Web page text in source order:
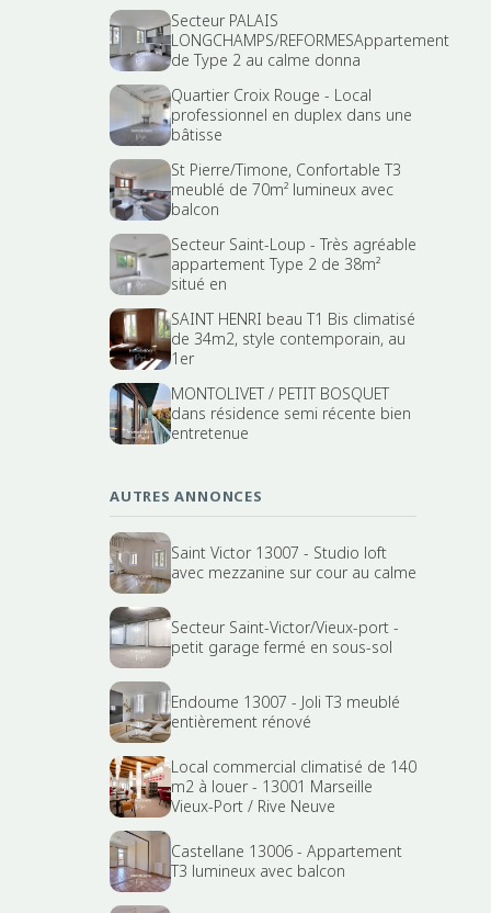
Secteur PALAIS
LONGCHAMPS/REFORMESAppartement
de Type 2 au calme donna
Quartier Croix Rouge - Local
professionnel en duplex dans une
bâtisse
St Pierre/Timone, Confortable T3
meublé de 70m² lumineux avec
balcon
Secteur Saint-Loup - Très agréable
appartement Type 2 de 38m²
situé en
SAINT HENRI beau T1 Bis climatisé
de 34m2, style contemporain, au
1er
MONTOLIVET / PETIT BOSQUET
dans résidence semi récente bien
entretenue
AUTRES ANNONCES
Saint Victor 13007 - Studio loft
avec mezzanine sur cour au calme
Secteur Saint-Victor/Vieux-port -
petit garage fermé en sous-sol
Endoume 13007 - Joli T3 meublé
entièrement rénové
Local commercial climatisé de 140
m2 à louer - 13001 Marseille
Vieux-Port / Rive Neuve
Castellane 13006 - Appartement
T3 lumineux avec balcon